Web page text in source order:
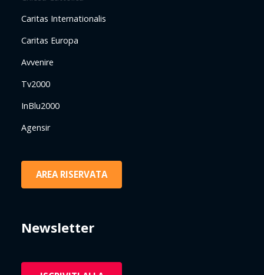
Caritas Internationalis
Caritas Europa
Avvenire
Tv2000
InBlu2000
Agensir
AREA RISERVATA
Newsletter